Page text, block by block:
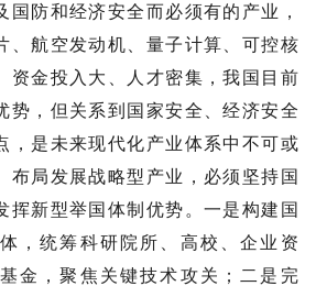
国防和经济安全而必须有的产业，
、航空发动机、量子计算、可控核
资金投入大、人才密集，我国目前
势，但关系到国家安全、经济安全
，是未来现代化产业体系中不可或
布局发展战略型产业，必须坚持国
挥新型举国体制优势。一是构建国
，统筹科研院所、高校、企业资
金，聚焦关键技术攻关；二是完